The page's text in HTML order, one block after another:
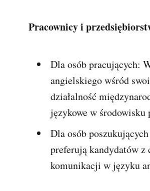
Pracownicy i
Dla osób pracujących:
angielskiego wśród
działalność
językowe w środowisku
Dla osób
preferują kandydatów
komunikacji w języku